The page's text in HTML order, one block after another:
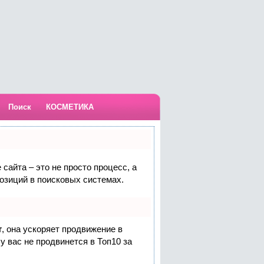
Поиск КОСМЕТИКА
– это не просто процесс, а
в поисковых системах.
, она ускоряет продвижение в
вас не продвинется в Топ10 за